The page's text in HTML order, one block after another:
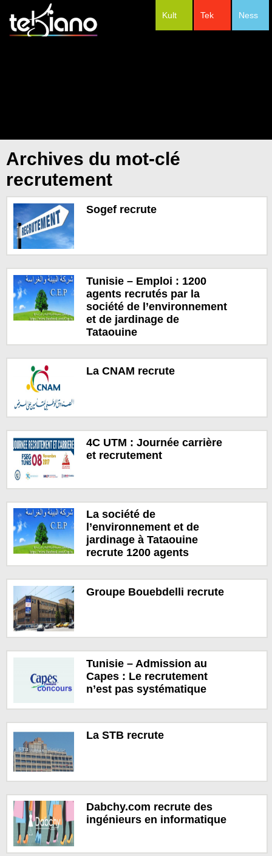
Ness
Tek
Kult
Archives du mot-clé
recrutement
Sogef recrute
Tunisie – Emploi : 1200
agents recrutés par la
société de l’environnement
et de jardinage de
Tataouine
La CNAM recrute
4C UTM : Journée carrière
et recrutement
La société de
l’environnement et de
jardinage à Tataouine
recrute 1200 agents
Groupe Bouebdelli recrute
Tunisie – Admission au
Capes : Le recrutement
n’est pas systématique
La STB recrute
Dabchy.com recrute des
ingénieurs en informatique